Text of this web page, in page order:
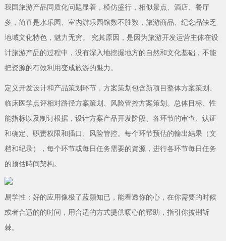
我国旅游产品同质化问题显着，模仿盛行，相似景点、酒店、餐厅
多，简直是水乐园、室内游乐园馆数不胜数，旅游商品、纪念品缺乏
地域文化特色，魅力无穷。 究其原因，是因为旅游开发运营主体在设
计旅游产品的过程中，没有深入地挖掘地方的自然和文化基础，不能
把资源的有效利用变成旅游的魅力。
定义开发设计和产品策划环节，方案策划包含新项目整体方案策划、
临床医学点评相对路径方案策划、风险管控方案策划。总体目标、性
能指标以及制订根据，设计方案产品开发阶段、各环节的审查、认证
和确定、职责权限和插口、风险管控。每个环节预估的輸出結果（文
档和纪录），每个环节或每日任务需要的資源，进行各环节每日任务
的预估時间架构。
易学性：好的应用像极了蓝颜知已，能看透你的心，在你需要的时候
或者合适的的时间，用合适的方式提供暖心的帮助，指引你披荆斩
棘。